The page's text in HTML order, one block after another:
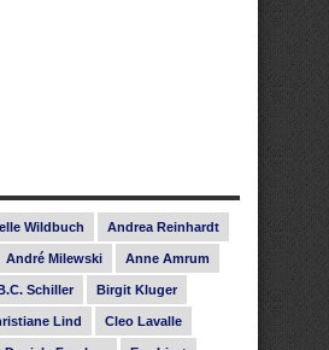
Wildbuch Andrea Reinhardt
André Milewski Anne Amrum
Schiller Birgit Kluger
Lind Cleo Lavalle